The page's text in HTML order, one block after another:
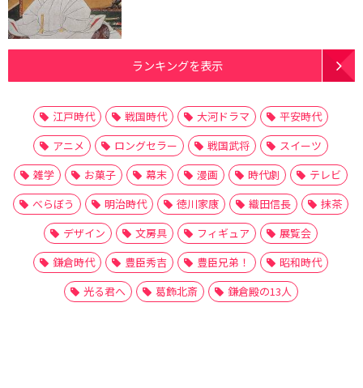
ランキングを表示
江戸時代 戦国時代 大河ドラマ
平安時代
アニメ
ロングセラー 戦国武将
スイーツ
雑学
お菓子 幕末 漫画 時代劇
テレビ
べらぼう
明治時代 徳川家康 織田信長
抹茶
デザイン
文房具 フィギュア
展覧会
鎌倉時代
豊臣秀吉 豊臣兄弟！
昭和時代
光る君へ
葛飾北斎 鎌倉殿の13人